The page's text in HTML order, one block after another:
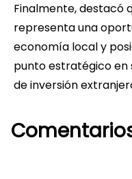
Finalmente, destacó
representa una
economía local y
punto estratégico en
de inversión